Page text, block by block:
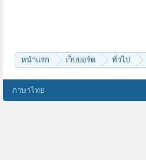
หน้าแรก เว็บบอร์ด ทั่วไป
ภาษาไทย